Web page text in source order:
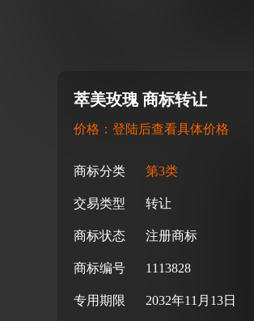
萃美玫瑰 商标转让
价格：登陆后查看具体价格
商标分类 第3类
交易类型 转让
商标状态 注册商标
商标编号 1113828
专用期限 2032年11月13日